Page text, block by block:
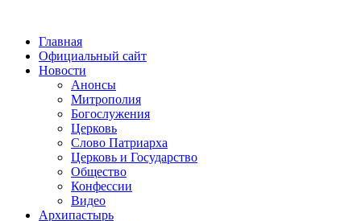
Главная
Официальный сайт
Новости
Анонсы
Митрополия
Богослужения
Церковь
Слово Патриарха
Церковь и Государство
Общество
Конфессии
Видео
Архипастырь